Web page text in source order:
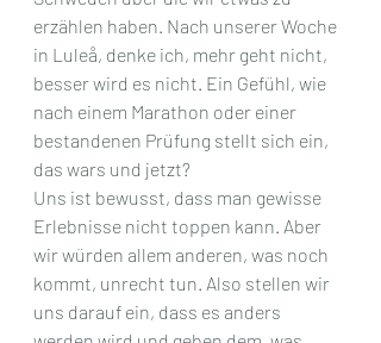
erzählen haben. Nach unserer Woche
in Luleå, denke ich, mehr geht nicht,
besser wird es nicht. Ein Gefühl, wie
nach einem Marathon oder einer
bestandenen Prüfung stellt sich ein,
das wars und jetzt?
Uns ist bewusst, dass man gewisse
Erlebnisse nicht toppen kann. Aber
wir würden allem anderen, was noch
kommt, unrecht tun. Also stellen wir
uns darauf ein, dass es anders